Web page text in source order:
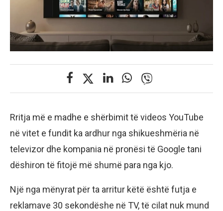
Rritja më e madhe e shërbimit të videos YouTube
në vitet e fundit ka ardhur nga shikueshmëria në
televizor dhe kompania në pronësi të Google tani
dëshiron të fitojë më shumë para nga kjo.
Një nga mënyrat për ta arritur këtë është futja e
reklamave 30 sekondëshe në TV, të cilat nuk mund